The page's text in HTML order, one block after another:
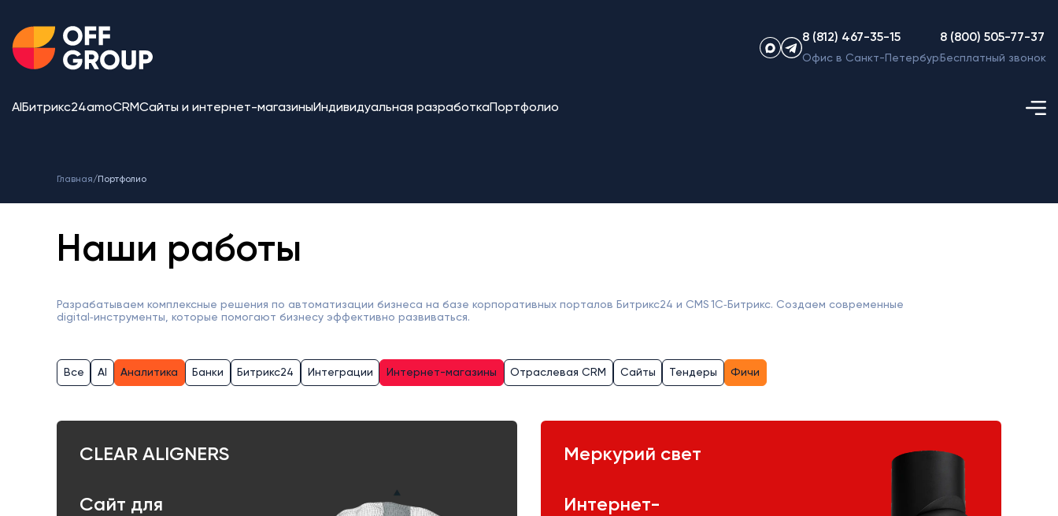
8 (812) 467-35-15
Офис в Санкт-Петербурге
8 (800) 505-77-37
Бесплатный звонок
AI Битрикс24amoCRMСайты и интернет-магазиныИндивидуальная разработкаПортфолио
Главная/ Портфолио
Наши работы
Разрабатываем комплексные решения по автоматизации бизнеса на базе корпоративных порталов Битрикс24 и CMS 1С‑Битрикс. Создаем современные
digital‑инструменты, которые помогают бизнесу эффективно развиваться.
Все AI Аналитика Банки Битрикс24 Интеграции Интернет-магазины Отраслевая CRM Сайты Тендеры Фичи
CLEAR ALIGNERS
Сайт для
Меркурий свет
Интернет-